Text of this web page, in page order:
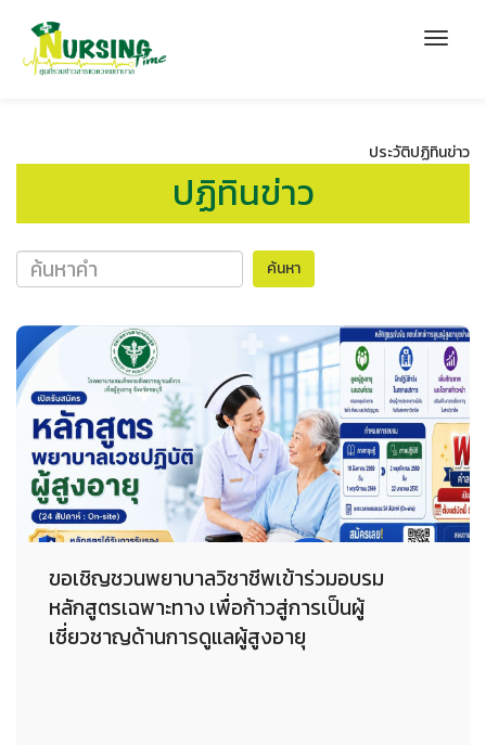
ประวัติปฏิทินข่าว
ปฏิทินข่าว
ค้นหา
ขอเชิญชวนพยาบาลวิชาชีพเข้าร่วมอบรม
หลักสูตรเฉพาะทาง เพื่อก้าวสู่การเป็นผู้
เชี่ยวชาญด้านการดูแลผู้สูงอายุ